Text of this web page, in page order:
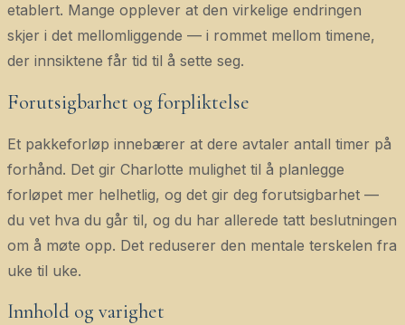
etablert. Mange opplever at den virkelige endringen
skjer i det mellomliggende — i rommet mellom timene,
der innsiktene får tid til å sette seg.
Forutsigbarhet og forpliktelse
Et pakkeforløp innebærer at dere avtaler antall timer på
forhånd. Det gir Charlotte mulighet til å planlegge
forløpet mer helhetlig, og det gir deg forutsigbarhet —
du vet hva du går til, og du har allerede tatt beslutningen
om å møte opp. Det reduserer den mentale terskelen fra
uke til uke.
Innhold og varighet